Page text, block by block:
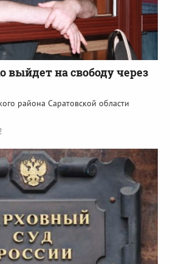
на свободу через
района Саратовской области